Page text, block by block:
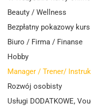
Beauty / Wellness
Bezpłatny pokazowy
Biuro / Firma / Finanse
Hobby
Manager / Trener/
Rozwój osobisty
Usługi DODATKOWE,